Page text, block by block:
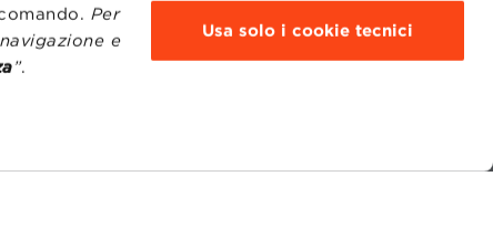
Per
e
”.
Usa solo i cookie tecnici